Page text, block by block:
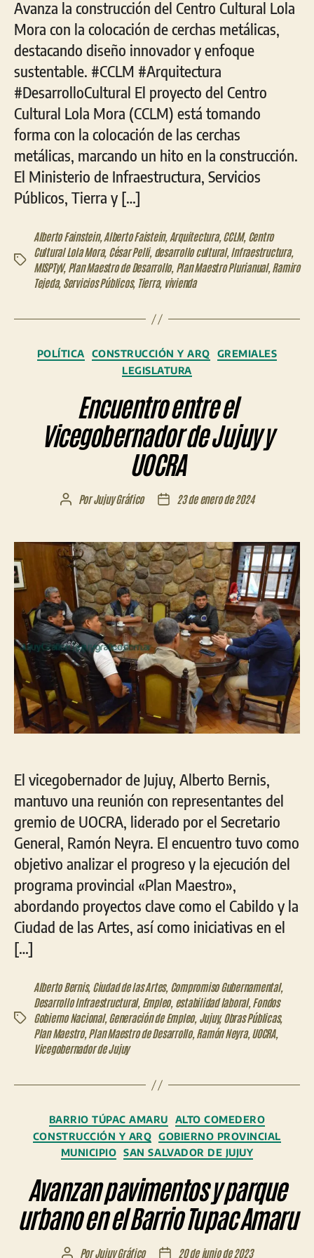
Avanza la construcción del Centro Cultural Lola
Mora con la colocación de cerchas metálicas,
destacando diseño innovador y enfoque
sustentable. #CCLM #Arquitectura
#DesarrolloCultural El proyecto del Centro
Cultural Lola Mora (CCLM) está tomando
forma con la colocación de las cerchas
metálicas, marcando un hito en la construcción.
El Ministerio de Infraestructura, Servicios
Públicos, Tierra y […]
Etiquetas
Alberto Fainstein, Alberto Faistein, Arquitectura, CCLM, Centro
Cultural Lola Mora, César Pelli, desarrollo cultural, Infraestructura,
MISPTyV, Plan Maestro de Desarrollo, Plan Maestro Plurianual, Ramiro
Tejeda, Servicios Públicos, Tierra, vivienda
Categorías
POLÍTICA CONSTRUCCIÓN Y ARQ
GREMIALES
LEGISLATURA
Encuentro entre el
Vicegobernador de Jujuy y
UOCRA
Autor
entrada
PorJujuy Gráfico
Fecha
entrada
23 de enero de 2024
El vicegobernador de Jujuy, Alberto Bernis,
mantuvo una reunión con representantes del
gremio de UOCRA, liderado por el Secretario
General, Ramón Neyra. El encuentro tuvo como
objetivo analizar el progreso y la ejecución del
programa provincial «Plan Maestro»,
abordando proyectos clave como el Cabildo y la
Ciudad de las Artes, así como iniciativas en el
[…]
Etiquetas
Alberto Bernis, Ciudad de las Artes, Compromiso Gubernamental,
Desarrollo Infraestructural, Empleo, estabilidad laboral, Fondos
Gobierno Nacional, Generación de Empleo, Jujuy,Obras Públicas,
Plan Maestro, Plan Maestro de Desarrollo, Ramón Neyra, UOCRA,
Vicegobernador de Jujuy
Categorías
BARRIO TÚPAC AMARU
ALTO COMEDERO
CONSTRUCCIÓN Y ARQ
GOBIERNO PROVINCIAL
MUNICIPIO
SAN SALVADOR DE JUJUY
Avanzan pavimentos y parque
urbano en el Barrio Tupac Amaru
AutorPorJujuy Gráfico Fecha20 de junio de 2023